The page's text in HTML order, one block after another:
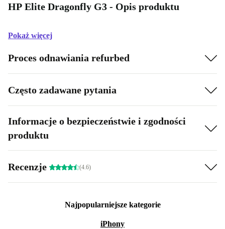
HP Elite Dragonfly G3 - Opis produktu
Pokaż więcej
Proces odnawiania refurbed
Często zadawane pytania
Informacje o bezpieczeństwie i zgodności
produktu
Recenzje (4.6)
Najpopularniejsze kategorie
iPhony